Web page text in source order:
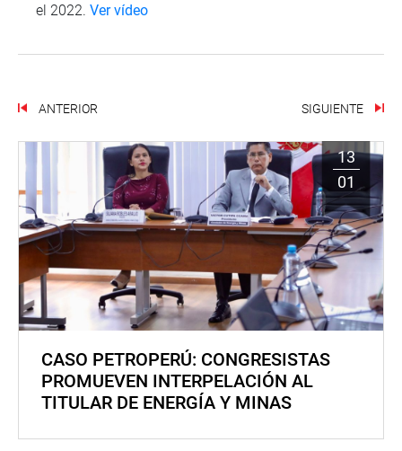
el 2022. Ver vídeo
ANTERIOR SIGUIENTE
13
01
CASO PETROPERÚ: CONGRESISTAS
PROMUEVEN INTERPELACIÓN AL
TITULAR DE ENERGÍA Y MINAS